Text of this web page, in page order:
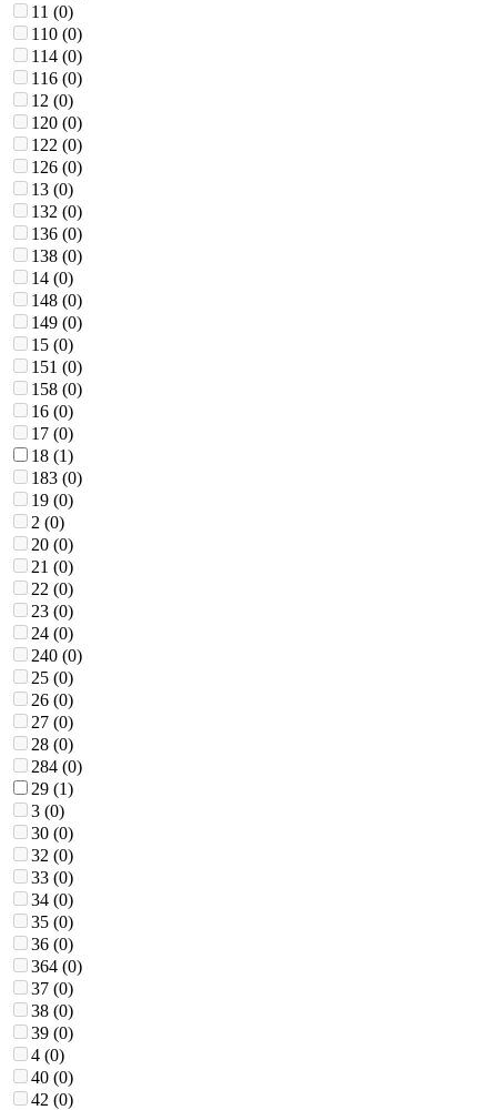
11 (0)
110 (0)
114 (0)
116 (0)
12 (0)
120 (0)
122 (0)
126 (0)
13 (0)
132 (0)
136 (0)
138 (0)
14 (0)
148 (0)
149 (0)
15 (0)
151 (0)
158 (0)
16 (0)
17 (0)
18 (1)
183 (0)
19 (0)
2 (0)
20 (0)
21 (0)
22 (0)
23 (0)
24 (0)
240 (0)
25 (0)
26 (0)
27 (0)
28 (0)
284 (0)
29 (1)
3 (0)
30 (0)
32 (0)
33 (0)
34 (0)
35 (0)
36 (0)
364 (0)
37 (0)
38 (0)
39 (0)
4 (0)
40 (0)
42 (0)